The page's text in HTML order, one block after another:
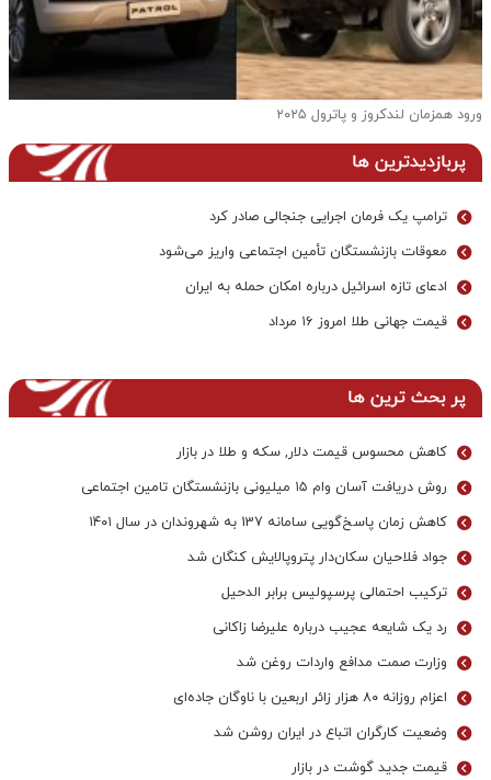
فرار از گرمای تابستان به آغوش خنک و بکرترین دریاچه ها
پربازدیدترین ها
ترامپ یک فرمان اجرایی جنجالی صادر کرد
معوقات بازنشستگان تأمین اجتماعی واریز می‌شود
ادعای تازه اسرائیل درباره امکان حمله به ایران
قیمت جهانی طلا امروز ۱۶ مرداد
پر بحث ترین ها
کاهش محسوس قیمت دلار, سکه و طلا در بازار
روش دریافت آسان وام ۱۵ میلیونی بازنشستگان تامین اجتماعی
کاهش زمان پاسخ‌گویی سامانه 137 به شهروندان در سال ۱۴۰۱
جواد فلاحیان سکان‌دار پتروپالایش کنگان شد
ترکیب احتمالی پرسپولیس برابر الدحیل
رد یک شایعه عجیب درباره علیرضا زاکانی
وزارت صمت مدافع واردات روغن شد
اعزام روزانه ۸۰ هزار زائر اربعین با ناوگان جاده‌ای
وضعیت کارگران اتباع در ایران روشن شد
قیمت جدید گوشت در بازار